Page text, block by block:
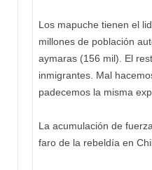
Los mapuche tienen el
millones de población
aymaras (156 mil). El
inmigrantes. Mal
padecemos la misma
La acumulación de
faro de la rebeldía en